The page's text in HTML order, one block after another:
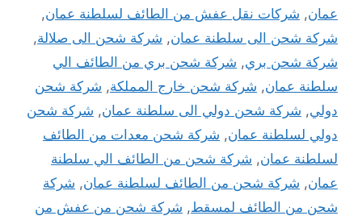
عمان, شركات نقل عفش من الطائف لسلطنة عمان,
شركة شحن الى سلطنة عمان, شركة شحن الى صلالة,
شركة شحن بري, شركة شحن بري من الطائف الي
سلطنة عمان, شركة شحن خارج المملكة, شركة شحن
دولي, شركة شحن دولي الى سلطنة عمان, شركة شحن
دولي لسلطنة عمان, شركة شحن معدات من الطائف
لسلطنة عمان, شركة شحن من الطائف الي سلطنة
عمان, شركة شحن من الطائف لسلطنة عمان, شركة
شحن من الطائف لمسقط, شركة شحن من عفش من